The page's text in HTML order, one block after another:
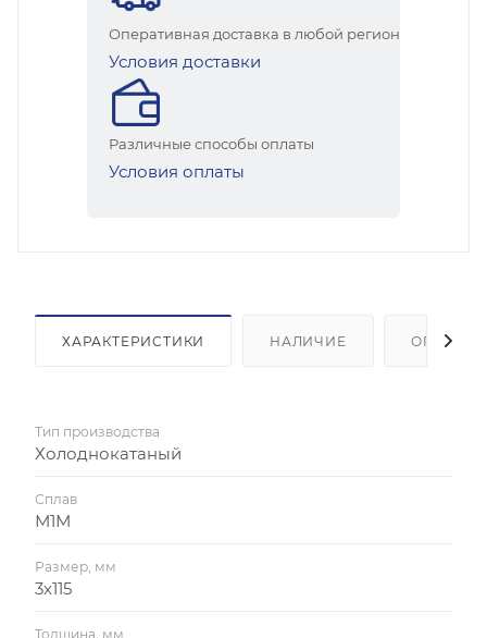
Оперативная доставка в любой регион
Условия доставки
Различные способы оплаты
Условия оплаты
ХАРАКТЕРИСТИКИ НАЛИЧИЕ ОПЛАТА
Тип производства
Холоднокатаный
Сплав
М1М
Размер, мм
3х115
Толщина, мм